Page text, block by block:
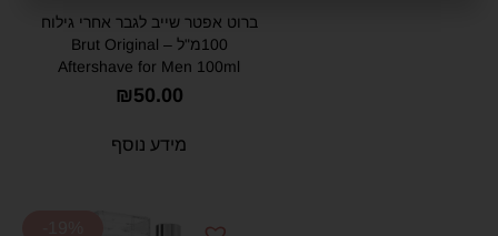
ברוט אפטר שייב לגבר אחרי גילוח
100מ"ל – Brut Original
Aftershave for Men 100ml
₪50.00
מידע נוסף